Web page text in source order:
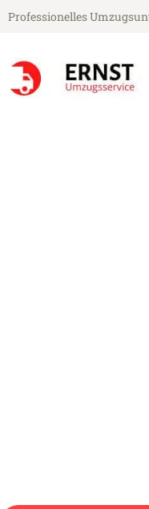
Professionelles